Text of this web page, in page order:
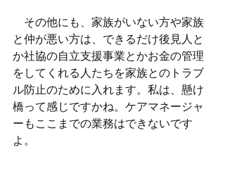
その他にも、家族がいない方や家族
と仲が悪い方は、できるだけ後見人と
か社協の自立支援事業とかお金の管理
をしてくれる人たちを家族とのトラブ
ル防止のために入れます。私は、懸け
橋って感じですかね。ケアマネージャ
ーもここまでの業務はできないです
よ。